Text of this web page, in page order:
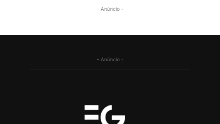
- Anúncio -
- Anúncio -